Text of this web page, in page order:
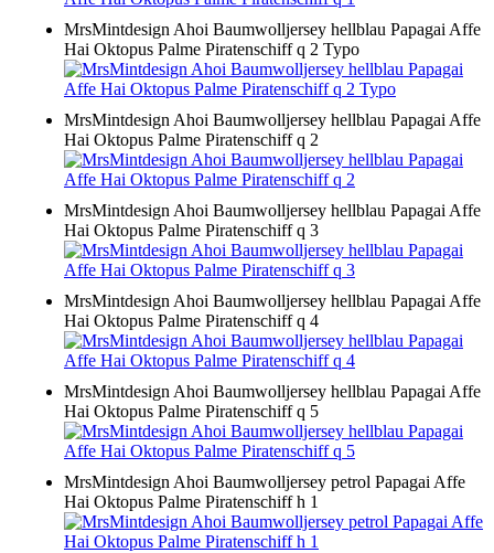
MrsMintdesign Ahoi Baumwolljersey hellblau Papagai Affe
Hai Oktopus Palme Piratenschiff q 2 Typo
MrsMintdesign Ahoi Baumwolljersey hellblau Papagai Affe
Hai Oktopus Palme Piratenschiff q 2
MrsMintdesign Ahoi Baumwolljersey hellblau Papagai Affe
Hai Oktopus Palme Piratenschiff q 3
MrsMintdesign Ahoi Baumwolljersey hellblau Papagai Affe
Hai Oktopus Palme Piratenschiff q 4
MrsMintdesign Ahoi Baumwolljersey hellblau Papagai Affe
Hai Oktopus Palme Piratenschiff q 5
MrsMintdesign Ahoi Baumwolljersey petrol Papagai Affe
Hai Oktopus Palme Piratenschiff h 1